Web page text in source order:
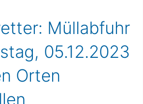
Müllabfuhr
05.12.2023
Orten